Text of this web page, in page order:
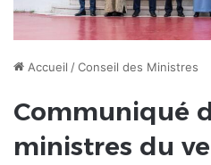
Accueil /Conseil des Ministres
Communiqué
ministres du